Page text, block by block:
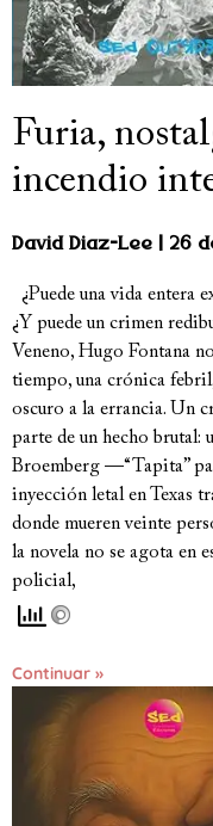
Furia,
incendio
David Diaz-Lee 26
¿Puede una vida entera
¿Y puede un crimen
Veneno, Hugo Fontana
tiempo, una crónica
oscuro a la errancia. Un
parte de un hecho brutal:
Broemberg —“Tapita”
inyección letal en Texas
donde mueren veinte
la novela no se agota en
policial,
Continuar »